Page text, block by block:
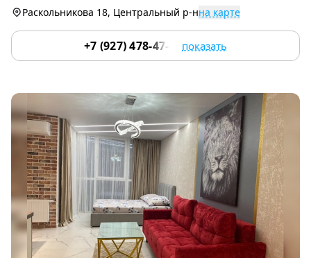
Раскольникова 18, Центральный р-нна карте
+7 (927) 478-47-13 показать